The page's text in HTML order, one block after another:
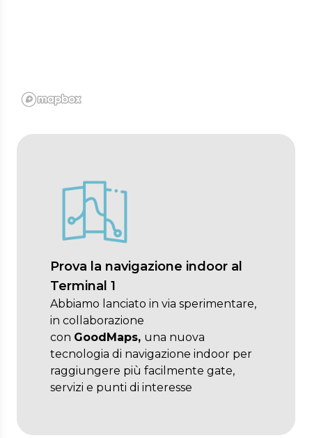
Prova la navigazione indoor al
Terminal 1
Abbiamo lanciato in via sperimentare,
in collaborazione
con GoodMaps, una nuova
tecnologia di navigazione indoor per
raggiungere più facilmente gate,
servizi e punti di interesse